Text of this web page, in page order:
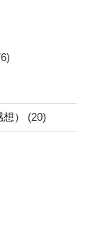
） (20)